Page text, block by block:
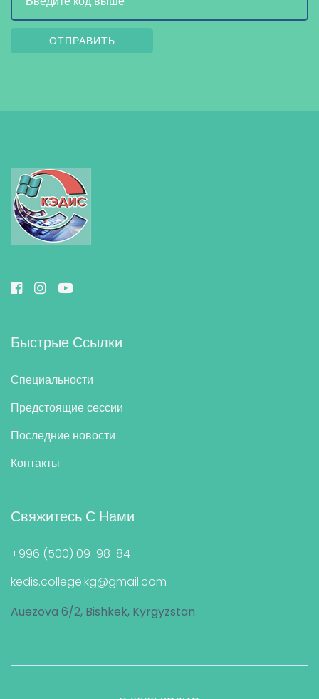
ОТПРАВИТЬ
Быстрые Ссылки
Специальности
Предстоящие сессии
Последние новости
Контакты
Свяжитесь С Нами
+996 (500) 09-98-84
kedis.college.kg@gmail.com
Auezova 6/2, Bishkek, Kyrgyzstan